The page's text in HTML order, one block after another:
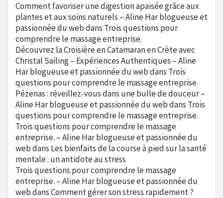
Comment favoriser une digestion apaisée grâce aux
plantes et aux soins naturels – Aline Har blogueuse et
passionnée du webdans Trois questions pour
comprendre le massage entreprise.
Découvrez la Croisière en Catamaran en Crète avec
Christal Sailing – Expériences Authentiques – Aline
Har blogueuse et passionnée du webdans Trois
questions pour comprendre le massage entreprise.
Pézenas : réveillez-vous dans une bulle de douceur –
Aline Har blogueuse et passionnée du webdans Trois
questions pour comprendre le massage entreprise.
Trois questions pour comprendre le massage
entreprise. – Aline Har blogueuse et passionnée du
webdans Les bienfaits de la course à pied sur la santé
mentale : un antidote au stress
Trois questions pour comprendre le massage
entreprise. – Aline Har blogueuse et passionnée du
webdansComment gérer son stress rapidement ?